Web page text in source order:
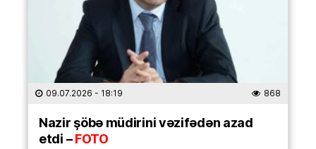
09.07.2026 - 18:19 868
Nazir şöbə müdirini vəzifədən azad
etdi –FOTO